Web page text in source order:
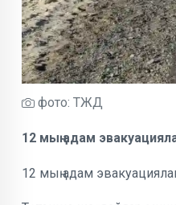
фото: ТЖД
12 мың адам
12 мың адам